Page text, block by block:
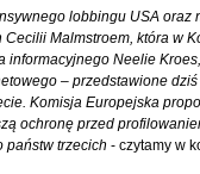
lobbingu USA oraz
Malmstroem, która w
informacyjnego Neelie
– przedstawione
Komisja Europejska
ochronę przed
państw trzecich - czytamy w